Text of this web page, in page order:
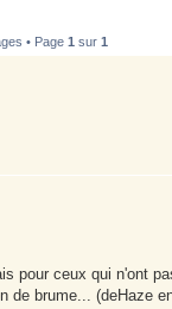
• Page 1 sur 1
pour ceux qui n'ont
de brume... (deHaze